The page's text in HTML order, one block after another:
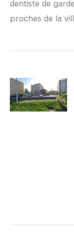
dentiste de
proches de la